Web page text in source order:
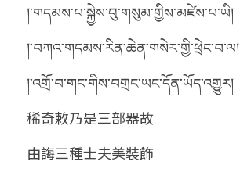
།་གདམས་པ་སྐྱེས་བུ་གསུམ་གྱིས་མཛེས་པ་ཡི།
།་བཀའ་གདམས་རིན་ཆེན་གསེར་གྱི་ཕྲེང་བ་ལ།
།་འགྲོ་བ་གང་གིས་བགྲང་ཡང་དོན་ཡོད་འགྱུར།
稀奇敕乃是三部器故
由誨三種士夫美裝飾